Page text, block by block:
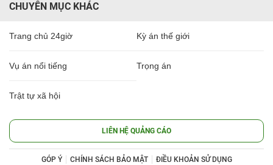
CHUYÊN MỤC KHÁC
Trang chủ 24giờ Kỳ án thế giới
Vụ án nổi tiếng Trọng án
Trật tự xã hội
LIÊN HỆ QUẢNG CÁO
GÓP Ý CHÍNH SÁCH BẢO MẬT ĐIỀU KHOẢN SỬ DỤNG